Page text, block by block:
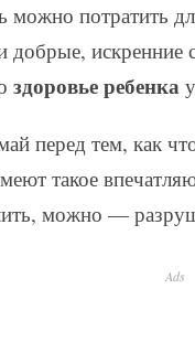
можно потратить
искренние
здоровье ребенка
перед тем, как
такое
можно —
Ads